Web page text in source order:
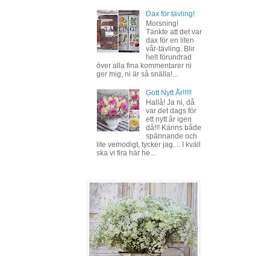
Dax för tävling!
Morsning!
Tänkte att det var
dax för en liten
vår-tävling. Blir
helt förundrad
över alla fina kommentarer ni
ger mig, ni är så snälla!...
Gott Nytt År!!!!!
Hallå! Ja ni, då
var det dags för
ett nytt år igen
då!!! Känns både
spännande och
lite vemodigt, tycker jag.... I kväll
ska vi fira här he...